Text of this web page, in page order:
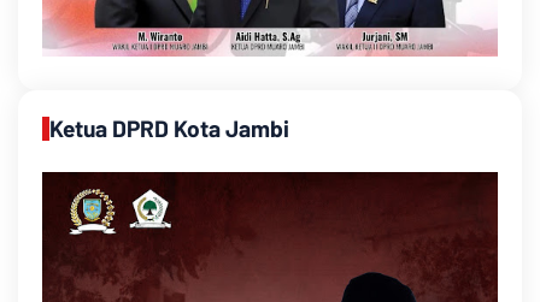
Ketua DPRD Kota Jambi